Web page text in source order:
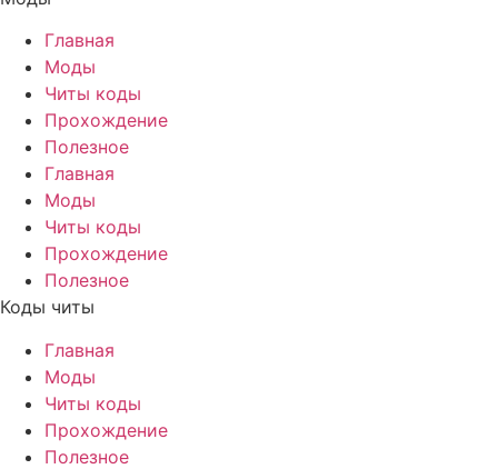
Главная
Моды
Читы коды
Прохождение
Полезное
Главная
Моды
Читы коды
Прохождение
Полезное
Коды читы
Главная
Моды
Читы коды
Прохождение
Полезное